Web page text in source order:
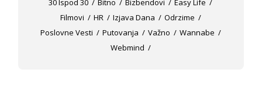
30 Ispod 30 Bitno Bizbendovi
Easy Life
Filmovi
HR Izjava Dana
Odrzime
Poslovne Vesti
Putovanja Važno
Wannabe
Webmind